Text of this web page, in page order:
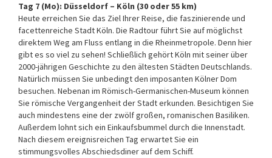
Tag 7 (Mo): Düsseldorf – Köln (30 oder 55 km)
Heute erreichen Sie das Ziel Ihrer Reise, die faszinierende und
facettenreiche Stadt Köln. Die Radtour führt Sie auf möglichst
direktem Weg am Fluss entlang in die Rheinmetropole. Denn hier
gibt es so viel zu sehen! Schließlich gehört Köln mit seiner über
2000-jährigen Geschichte zu den ältesten Städten Deutschlands.
Natürlich müssen Sie unbedingt den imposanten Kölner Dom
besuchen. Nebenan im Römisch-Germanischen-Museum können
Sie römische Vergangenheit der Stadt erkunden. Besichtigen Sie
auch mindestens eine der zwölf großen, romanischen Basiliken.
Außerdem lohnt sich ein Einkaufsbummel durch die Innenstadt.
Nach diesem ereignisreichen Tag erwartet Sie ein
stimmungsvolles Abschiedsdiner auf dem Schiff.